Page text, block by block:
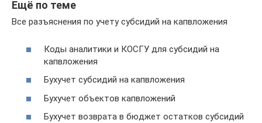
Ещё по теме
Все разъяснения по учету субсидий на капвложения
Коды аналитики и КОСГУ для субсидий на
капвложения
Бухучет субсидий на капвложения
Бухучет объектов капвложений
Бухучет возврата в бюджет остатков субсидий